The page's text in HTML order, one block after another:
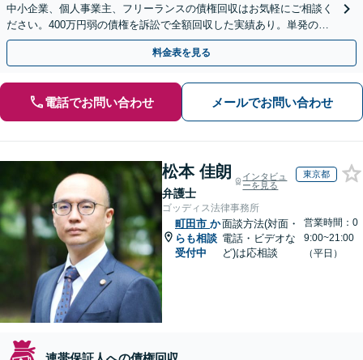
中小企業、個人事業主、フリーランスの債権回収はお気軽にご相談く
ださい。400万円弱の債権を訴訟で全額回収した実績あり。単発のご
依頼から、顧問契約まで対応しております
料金表を見る
電話でお問い合わせ メールでお問い合わせ
松本 佳朗
弁護士
インタビュ
ーを見る
東京都
ゴッディス法律事務所
町田市 か
らも相談
受付中
面談方法(対面・
電話・ビデオな
ど)は応相談
営業時間：0
9:00~21:00
（平日）